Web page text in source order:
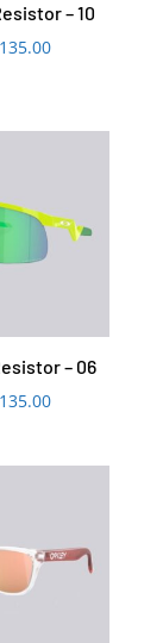
– 10
135.00
– 06
135.00